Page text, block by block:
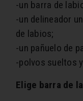
-un barra de
-un delineador
de labios;
-un pañuelo de
-polvos sueltos
Elige barra de